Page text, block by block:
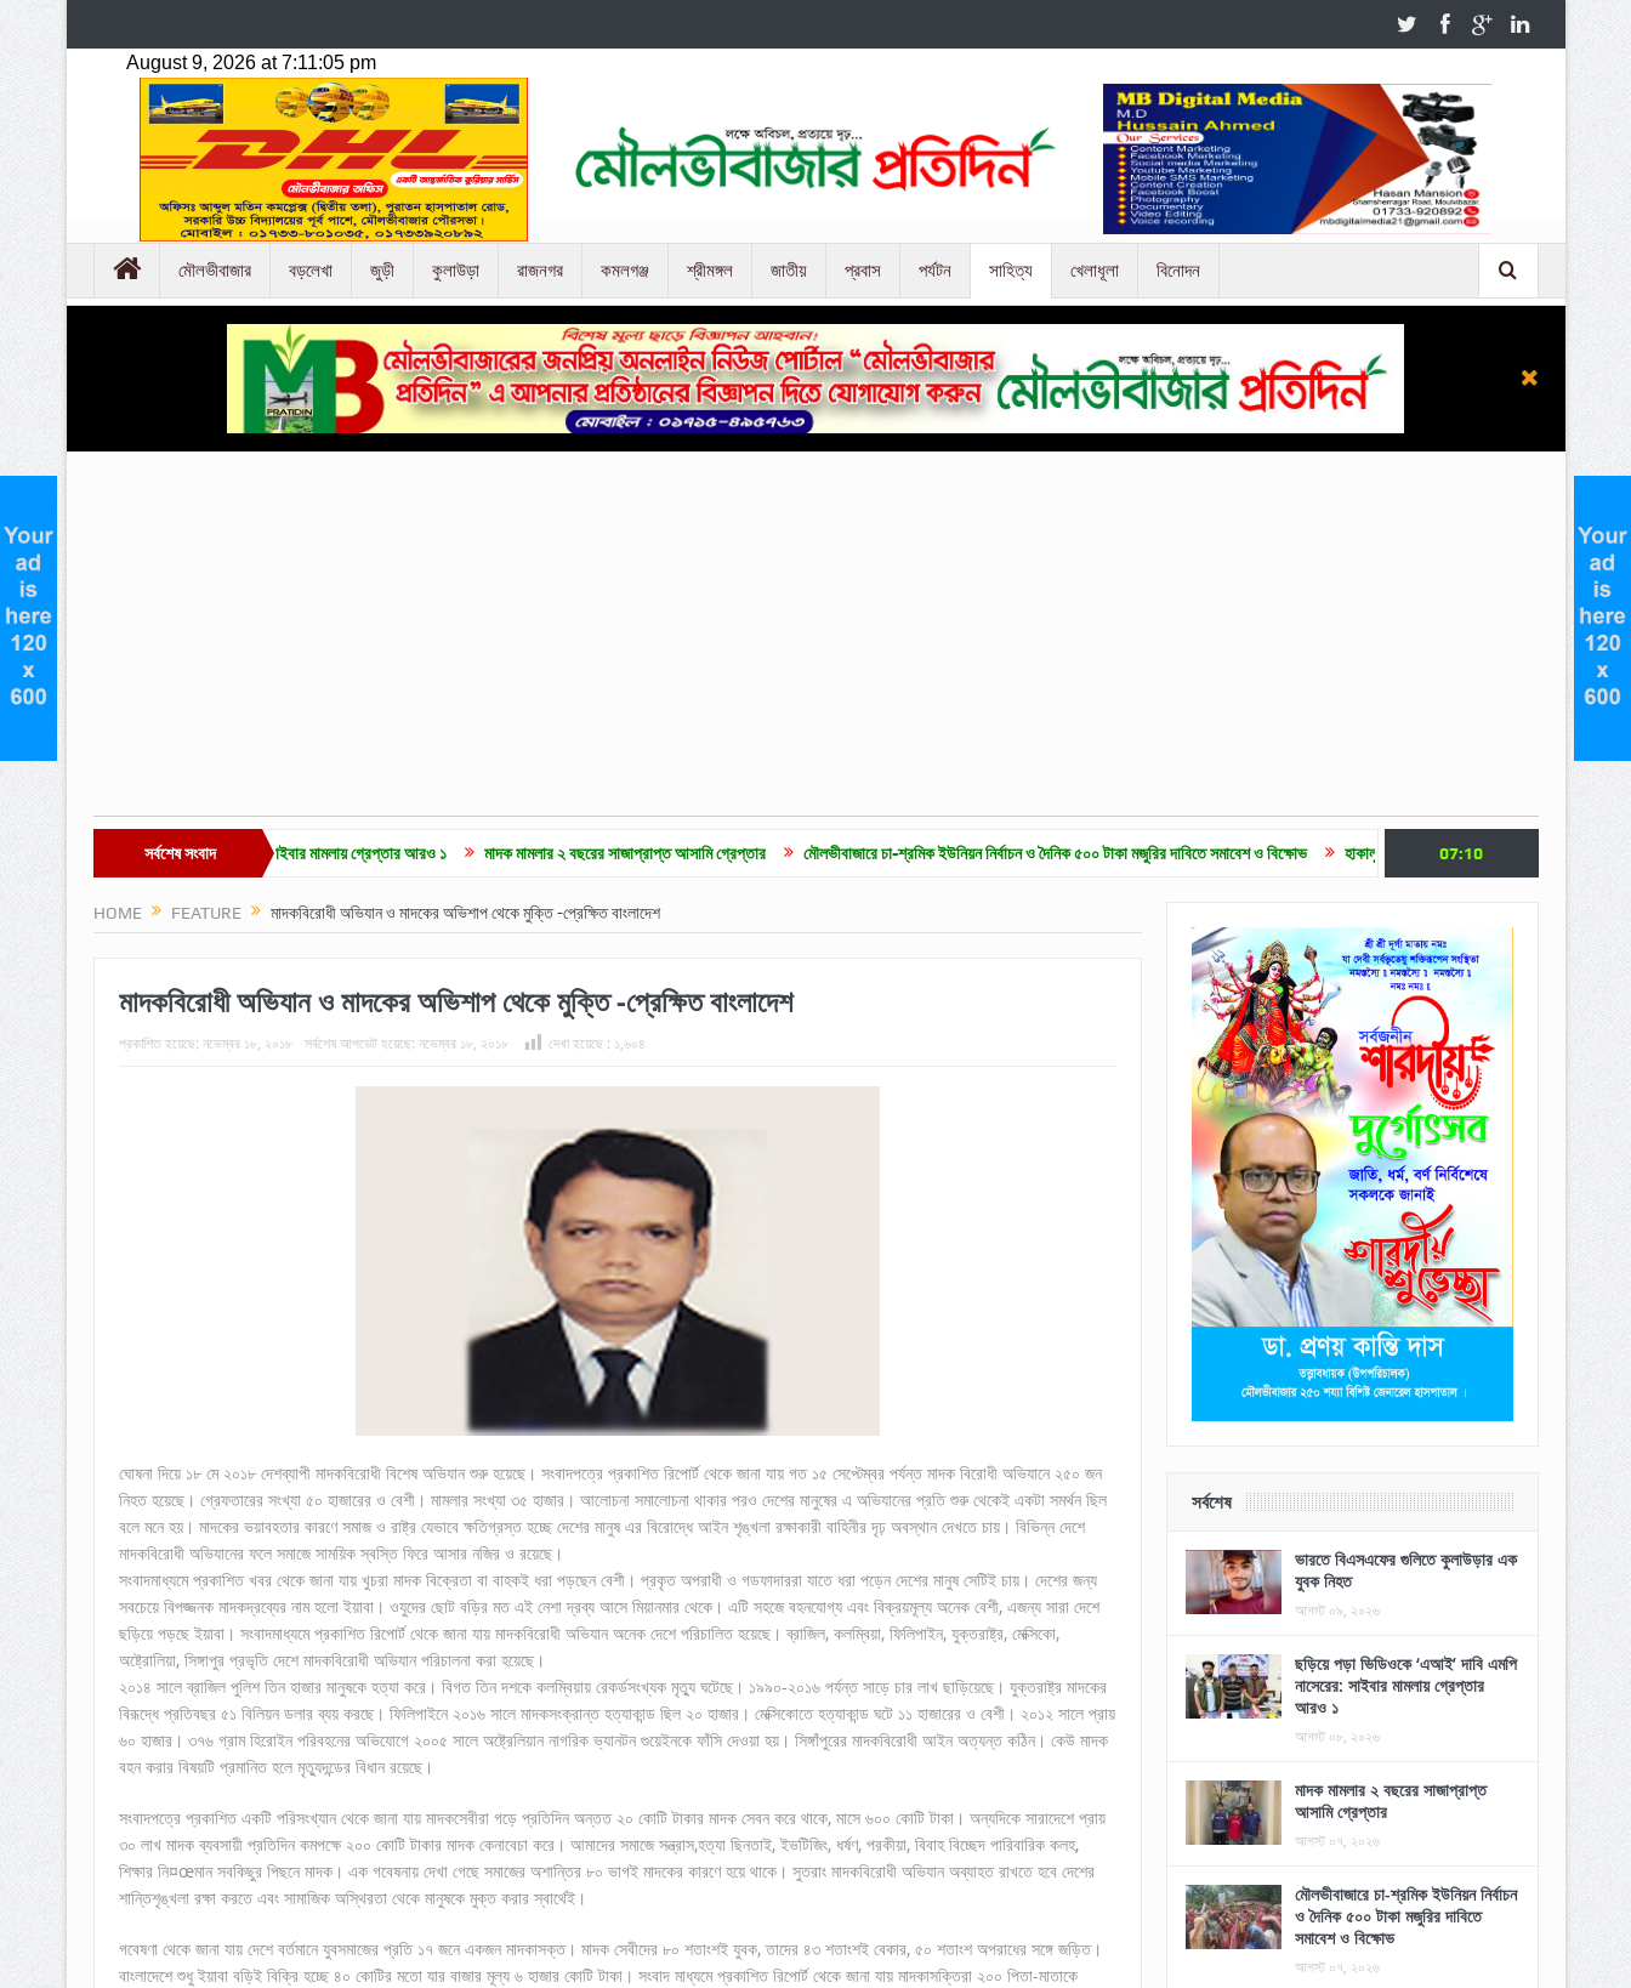
মৌলভীবাজার বড়লেখা জুড়ী কুলাউড়া রাজনগর কমলগঞ্জ শ্রীমঙ্গল জাতীয় প্রবাস পর্যটন সাহিত্য খেলাধূলা বিনোদন
সর্বশেষ সংবাদ
‘এআই’ দাবি এমপি নাসেরের: সাইবার মামলায় গ্রেপ্তার আরও ১ মাদক মামলার ২ বছরের সাজাপ্রাপ্ত আসামি গ্রেপ্তার মৌলভীবাজারে চা-শ্রমিক ইউনিয়ন নির্বাচন ও দৈনিক ৫০০ টাকা মজুরির দাবিতে সমাবেশ ও বিক্ষোভ হাকালুকি যুব সাহিত্য পরিষদের ক্যারিয়ার গাইডলাইন ও মেধাবৃত্তি
07:10
HOME FEATURE মাদকবিরোধী অভিযান ও মাদকের অভিশাপ থেকে মুক্তি -প্রেক্ষিত বাংলাদেশ
মাদকবিরোধী অভিযান ও মাদকের অভিশাপ থেকে মুক্তি -প্রেক্ষিত বাংলাদেশ
প্রকাশিত হয়েছে: নভেম্বর ১৮, ২০১৮ সর্বশেষ আপডেট হয়েছে: নভেম্বর ১৮, ২০১৮ দেখা হয়েছে : ১,৬০৪
ঘোষনা দিয়ে ১৮ মে ২০১৮ দেশব্যাপী মাদকবিরোধী বিশেষ অভিযান শুরু হয়েছে। সংবাদপত্রে প্রকাশিত রিপোর্ট থেকে জানা যায় গত ১৫ সেপ্টেম্বর পর্যন্ত মাদক বিরোধী অভিযানে ২৫০ জন
নিহত হয়েছে। গ্রেফতারের সংখ্যা ৫০ হাজারের ও বেশী। মামলার সংখ্যা ৩৫ হাজার। আলোচনা সমালোচনা থাকার পরও দেশের মানুষের এ অভিযানের প্রতি শুরু থেকেই একটা সমর্থন ছিল
বলে মনে হয়। মাদকের ভয়াবহতার কারণে সমাজ ও রাষ্ট্র যেভাবে ক্ষতিগ্রস্ত হচ্ছে দেশের মানুষ এর বিরোদ্ধে আইন শৃঙ্খলা রক্ষাকারী বাহিনীর দৃঢ় অবস্থান দেখতে চায়। বিভিন্ন দেশে
মাদকবিরোধী অভিযানের ফলে সমাজে সাময়িক স্বস্তি ফিরে আসার নজির ও রয়েছে।
সংবাদমাধ্যমে প্রকাশিত খবর থেকে জানা যায় খুচরা মাদক বিক্রেতা বা বাহকই ধরা পড়ছেন বেশী। প্রকৃত অপরাধী ও গডফাদাররা যাতে ধরা পড়েন দেশের মানুষ সেটিই চায়। দেশের জন্য
সবচেয়ে বিপজ্জনক মাদকদ্রব্যের নাম হলো ইয়াবা। ওযুদের ছোট বড়ির মত এই নেশা দ্রব্য আসে মিয়ানমার থেকে। এটি সহজে বহনযোগ্য এবং বিক্রয়মূল্য অনেক বেশী, এজন্য সারা দেশে
ছড়িয়ে পড়ছে ইয়াবা। সংবাদমাধ্যমে প্রকাশিত রিপোর্ট থেকে জানা যায় মাদকবিরোধী অভিযান অনেক দেশে পরিচালিত হয়েছে। ব্রাজিল, কলম্বিয়া, ফিলিপাইন, যুক্তরাষ্ট্র, মেক্সিকো,
অষ্ট্রোলিয়া, সিঙ্গাপুর প্রভৃতি দেশে মাদকবিরোধী অভিযান পরিচালনা করা হয়েছে।
২০১৪ সালে ব্রাজিল পুলিশ তিন হাজার মানুষকে হত্যা করে। বিগত তিন দশকে কলম্বিয়ায় রেকর্ডসংখ্যক মৃত্যু ঘটেছে। ১৯৯০-২০১৬ পর্যন্ত সাড়ে চার লাখ ছাড়িয়েছে। যুক্তরাষ্ট্র মাদকের
বিরূদ্ধে প্রতিবছর ৫১ বিলিয়ন ডলার ব্যয় করছে। ফিলিপাইনে ২০১৬ সালে মাদকসংক্রান্ত হত্যাকান্ড ছিল ২০ হাজার। মেক্সিকোতে হত্যাকান্ড ঘটে ১১ হাজারের ও বেশী। ২০১২ সালে প্রায়
৬০ হাজার। ৩৭৬ গ্রাম হিরোইন পরিবহনের অভিযোগে ২০০৫ সালে অষ্ট্রেলিয়ান নাগরিক ভ্যানটন গুয়েইনকে ফাঁসি দেওয়া হয়। সিঙ্গাঁপুরের মাদকবিরোধী আইন অত্যন্ত কঠিন। কেউ মাদক
বহন করার বিষয়টি প্রমানিত হলে মৃত্যুদন্ডের বিধান রয়েছে।
সংবাদপত্রে প্রকাশিত একটি পরিসংখ্যান থেকে জানা যায় মাদকসেবীরা গড়ে প্রতিদিন অন্তত ২০ কোটি টাকার মাদক সেবন করে থাকে, মাসে ৬০০ কোটি টাকা। অন্যদিকে সারাদেশে প্রায়
৩০ লাখ মাদক ব্যবসায়ী প্রতিদিন কমপক্ষে ২০০ কোটি টাকার মাদক কেনাবেচা করে। আমাদের সমাজে সন্ত্রাস,হত্যা ছিনতাই, ইভটিজিং, ধর্ষণ, পরকীয়া, বিবাহ বিচ্ছেদ পারিবারিক কলহ,
শিক্ষার নি¤œমান সবকিছুর পিছনে মাদক। এক গবেষনায় দেখা গেছে সমাজের অশান্তির ৮০ ভাগই মাদকের কারণে হয়ে থাকে। সুতরাং মাদকবিরোধী অভিযান অব্যাহত রাখতে হবে দেশের
শান্তিশৃঙ্খলা রক্ষা করতে এবং সামাজিক অস্থিরতা থেকে মানুষকে মুক্ত করার স্বার্থেই।
গবেষণা থেকে জানা যায় দেশে বর্তমানে যুবসমাজের প্রতি ১৭ জনে একজন মাদকাসক্ত। মাদক সেবীদের ৮০ শতাংশই যুবক, তাদের ৪৩ শতাংশই বেকার, ৫০ শতাংশ অপরাধের সঙ্গে জড়িত।
বাংলাদেশে শুধু ইয়াবা বড়িই বিক্রি হচ্ছে ৪০ কোটির মতো যার বাজার মূল্য ৬ হাজার কোটি টাকা। সংবাদ মাধ্যমে প্রকাশিত রিপোর্ট থেকে জানা যায় মাদকাসক্তিরা ২০০ পিতা-মাতাকে
সর্বশেষ
ভারতে বিএসএফের গুলিতে কুলাউড়ার এক
যুবক নিহত
আগস্ট ০৯, ২০২৬
ছড়িয়ে পড়া ভিডিওকে ‘এআই’ দাবি এমপি
নাসেরের: সাইবার মামলায় গ্রেপ্তার
আরও ১
আগস্ট ০৮, ২০২৬
মাদক মামলার ২ বছরের সাজাপ্রাপ্ত
আসামি গ্রেপ্তার
আগস্ট ০৭, ২০২৬
মৌলভীবাজারে চা-শ্রমিক ইউনিয়ন নির্বাচন
ও দৈনিক ৫০০ টাকা মজুরির দাবিতে
সমাবেশ ও বিক্ষোভ
আগস্ট ০৭, ২০২৬